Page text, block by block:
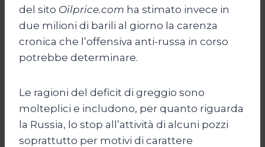
del sito Oilprice.com ha stimato invece in
due milioni di barili al giorno la carenza
cronica che l’offensiva anti-russa in corso
potrebbe determinare.
Le ragioni del deficit di greggio sono
molteplici e includono, per quanto riguarda
la Russia, lo stop all’attività di alcuni pozzi
soprattutto per motivi di carattere